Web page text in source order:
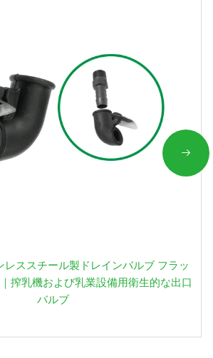
レススチール製ドレインバルブ フラッ
搾乳機および乳業設備用衛生的な出口
バルブ